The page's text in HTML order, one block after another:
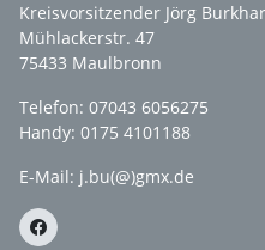
Kreisvorsitzender Jörg
Mühlackerstr. 47
75433 Maulbronn
Telefon: 07043 6056275
Handy: 0175 4101188
E-Mail: j.bu(@)gmx.de